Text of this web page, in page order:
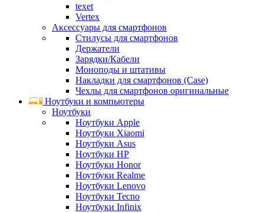
texet
Vertex
Аксессуары для смартфонов
Стилусы для смартфонов
Держатели
Зарядки/Кабели
Моноподы и штативы
Накладки для смартфонов (Case)
Чехлы для смартфонов оригинальные
Ноутбуки и компьютеры
Ноутбуки
Ноутбуки Apple
Ноутбуки Xiaomi
Ноутбуки Asus
Ноутбуки HP
Ноутбуки Honor
Ноутбуки Realme
Ноутбуки Lenovo
Ноутбуки Tecno
Ноутбуки Infinix